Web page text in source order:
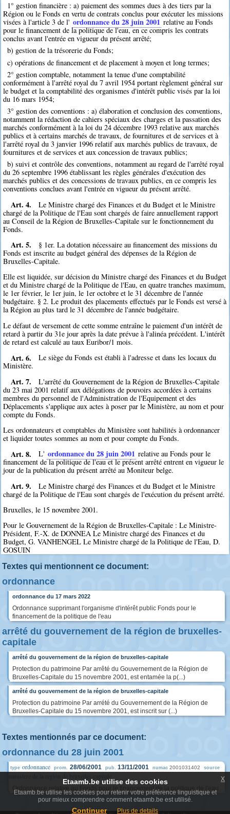
1° gestion financière : a) paiement des sommes dues à des tiers par la
Région ou le Fonds en vertu de contrats conclus pour exécuter les missions
visées à l'article 3 de l' ordonnance du 28 juin 2001 relative au Fonds
pour le financement de la politique de l'eau, en ce compris les contrats
conclus avant l'entrée en vigueur du présent arrêté;
b) gestion de la trésorerie du Fonds;
c) opérations de financement et de placement à moyen et long termes;
2° gestion comptable, notamment la tenue d'une comptabilité
conformément à l'arrêté royal du 7 avril 1954 portant règlement général sur
le budget et la comptabilité des organismes d'intérêt public visés par la loi
du 16 mars 1954;
3° gestion des conventions : a) élaboration et conclusion des conventions,
notamment la rédaction de cahiers spéciaux des charges et la passation des
marchés conformément à la loi du 24 décembre 1993 relative aux marchés
publics et à certains marchés de travaux, de fournitures et de services et à
l'arrêté royal du 3 janvier 1996 relatif aux marchés publics de travaux, de
fournitures et de services et aux concession de travaux publics;
b) suivi et contrôle des conventions, notamment au regard de l'arrêté royal
du 26 septembre 1996 établissant les règles générales d'exécution des
marchés publics et des concessions de travaux publics, en ce compris les
conventions conclues avant l'entrée en vigueur du présent arrêté.
Art. 4.
Le Ministre chargé des Finances et du Budget et le Ministre
chargé de la Politique de l'Eau sont chargés de faire annuellement rapport
au Conseil de la Région de Bruxelles-Capitale sur le fonctionnement du
Fonds.
Art. 5.
§ 1er. La dotation nécessaire au financement des missions du
Fonds est inscrite au budget général des dépenses de la Région de
Bruxelles-Capitale.
Elle est liquidée, sur décision du Ministre chargé des Finances et du Budget
et du Ministre chargé de la Politique de l'Eau, en quatre tranches maximum,
le 1er février, le 1er juin, le 1er octobre et le 31 décembre de l'année
budgétaire. § 2. Le produit des placements effectués par le Fonds est versé à
la Région au plus tard le 31 décembre de l'année budgétaire.
Le défaut de versement de cette somme entraîne le paiement d'un intérêt de
retard à partir du 31e jour après la date prévue à l'alinéa précédent. L'intérêt
de retard est calculé au taux Euribor/1 mois.
Art. 6.
Le siège du Fonds est établi à l'adresse et dans les locaux du
Ministère.
Art. 7.
L'arrêté du Gouvernement de la Région de Bruxelles-Capitale
du 23 mai 2001 relatif aux délégations de pouvoirs accordées à certains
membres du personnel de l'Administration de l'Equipement et des
Déplacements s'applique aux actes à poser par le Ministère, au nom et pour
compte du Fonds.
Les ordonnateurs et comptables du Ministère sont habilités à ordonnancer
et liquider toutes sommes au nom et pour compte du Fonds.
Art. 8. L' ordonnance du 28 juin 2001 relative au Fonds pour le
financement de la politique de l'eau et le présent arrêté entrent en vigueur le
jour de la publication du présent arrêté au Moniteur belge.
Art. 9.
Le Ministre chargé des Finances et du Budget et le Ministre
chargé de la Politique de l'Eau sont chargés de l'exécution du présent arrêté.
Bruxelles, le 15 novembre 2001.
Pour le Gouvernement de la Région de Bruxelles-Capitale : Le Ministre-
Président, F.-X. de DONNEA Le Ministre chargé des Finances et du
Budget, G. VANHENGEL Le Ministre chargé de la Politique de l'Eau, D.
GOSUIN
Textes qui mentionnent ce document:
ordonnance
ordonnance du 17 mars 2022
Ordonnance supprimant l'organisme d'intérêt public Fonds pour le
financement de la politique de l'eau
arrêté du gouvernement de la région de bruxelles-
capitale
arrêté du gouvernement de la région de bruxelles-capitale
Protection du patrimoine Par arrêté du Gouvernement de la Région de
Bruxelles-Capitale du 15 novembre 2001, est entamée la p(...)
arrêté du gouvernement de la région de bruxelles-capitale
Protection du patrimoine Par arrété du Gouvernement de la Région de
Bruxelles-Capitale du 15 novembre 2001, est inscrit sur (...)
Textes mentionnés par ce document:
ordonnance du 28 juin 2001
type ordonnance prom. 28/06/2001 pub. 13/11/2001 numac 2001031402 source
Ordonnance relative au Fonds pour le financement de la politique de l'eau
Etaamb.be utilise des cookies
Etaamb.be utilise les cookies pour retenir votre préférence linguistique et
pour mieux comprendre comment etaamb.be est utilisé.
Continuer Plus de details
x